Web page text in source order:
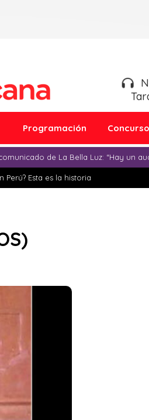
Programación
de La Bella Luz: “Hay un
Esta es la historia